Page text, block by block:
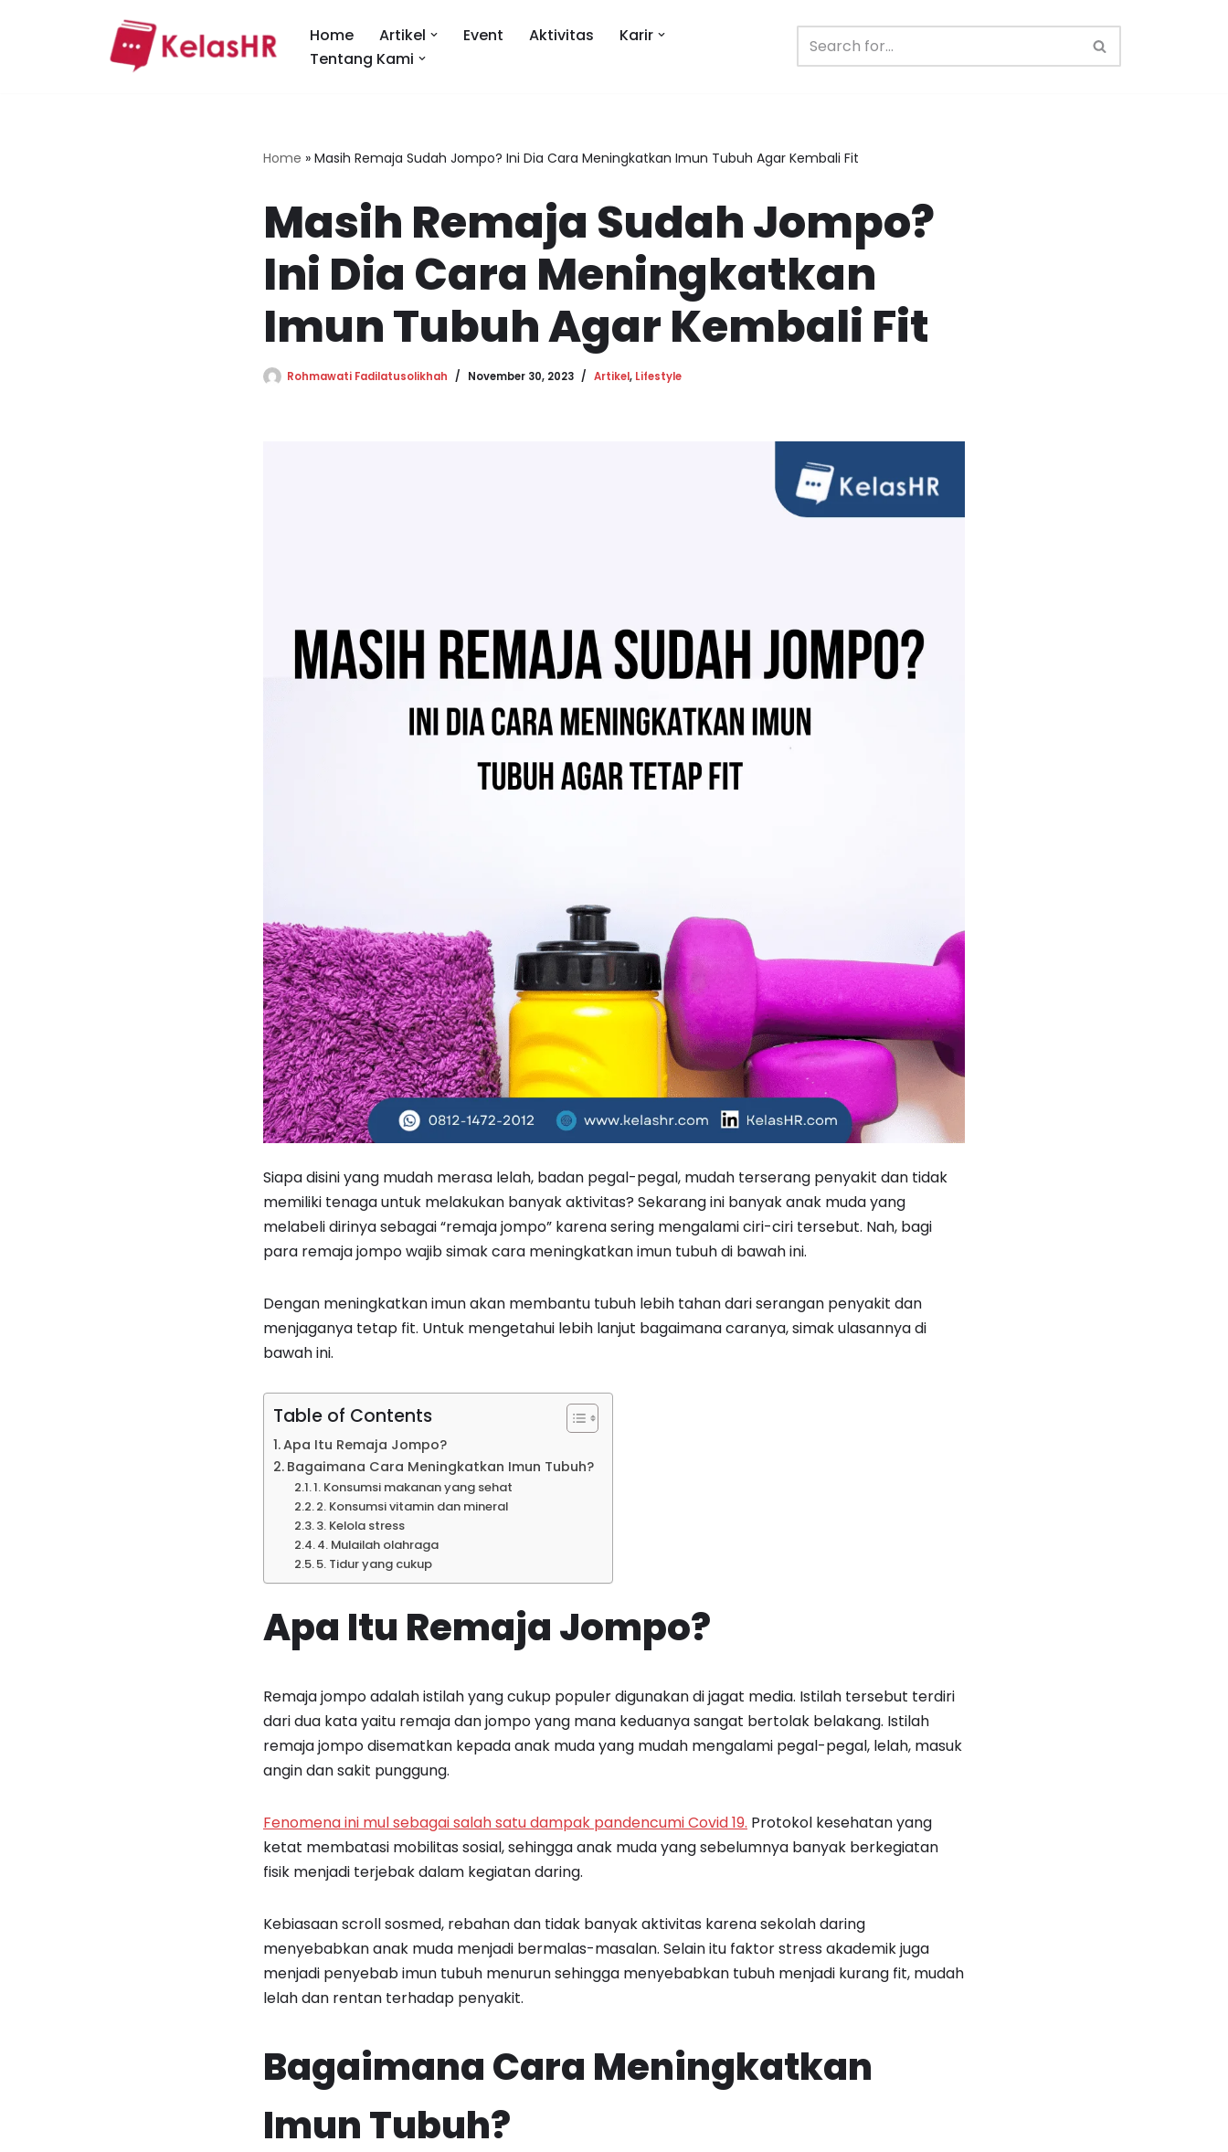
Home Artikel Event Aktivitas
Karir
Tentang Kami
Home » Masih Remaja Sudah Jompo? Ini Dia Cara Meningkatkan Imun Tubuh Agar Kembali Fit
Masih Remaja Sudah Jompo?
Ini Dia Cara Meningkatkan
Imun Tubuh Agar Kembali Fit
Rohmawati Fadilatusolikhah November 30, 2023 Artikel, Lifestyle
Siapa disini yang mudah merasa lelah, badan pegal-pegal, mudah terserang penyakit dan tidak
memiliki tenaga untuk melakukan banyak aktivitas? Sekarang ini banyak anak muda yang
melabeli dirinya sebagai “remaja jompo” karena sering mengalami ciri-ciri tersebut. Nah, bagi
para remaja jompo wajib simak cara meningkatkan imun tubuh di bawah ini.
Dengan meningkatkan imun akan membantu tubuh lebih tahan dari serangan penyakit dan
menjaganya tetap fit. Untuk mengetahui lebih lanjut bagaimana caranya, simak ulasannya di
bawah ini.
Table of Contents
Apa Itu Remaja Jompo?
Bagaimana Cara Meningkatkan Imun Tubuh?
1. Konsumsi makanan yang sehat
2. Konsumsi vitamin dan mineral
3. Kelola stress
4. Mulailah olahraga
5. Tidur yang cukup
Apa Itu Remaja Jompo?
Remaja jompo adalah istilah yang cukup populer digunakan di jagat media. Istilah tersebut terdiri
dari dua kata yaitu remaja dan jompo yang mana keduanya sangat bertolak belakang. Istilah
remaja jompo disematkan kepada anak muda yang mudah mengalami pegal-pegal, lelah, masuk
angin dan sakit punggung.
Fenomena ini mul sebagai salah satu dampak pandencumi Covid 19. Protokol kesehatan yang
ketat membatasi mobilitas sosial, sehingga anak muda yang sebelumnya banyak berkegiatan
fisik menjadi terjebak dalam kegiatan daring.
Kebiasaan scroll sosmed, rebahan dan tidak banyak aktivitas karena sekolah daring
menyebabkan anak muda menjadi bermalas-masalan. Selain itu faktor stress akademik juga
menjadi penyebab imun tubuh menurun sehingga menyebabkan tubuh menjadi kurang fit, mudah
lelah dan rentan terhadap penyakit.
Bagaimana Cara Meningkatkan
Imun Tubuh?